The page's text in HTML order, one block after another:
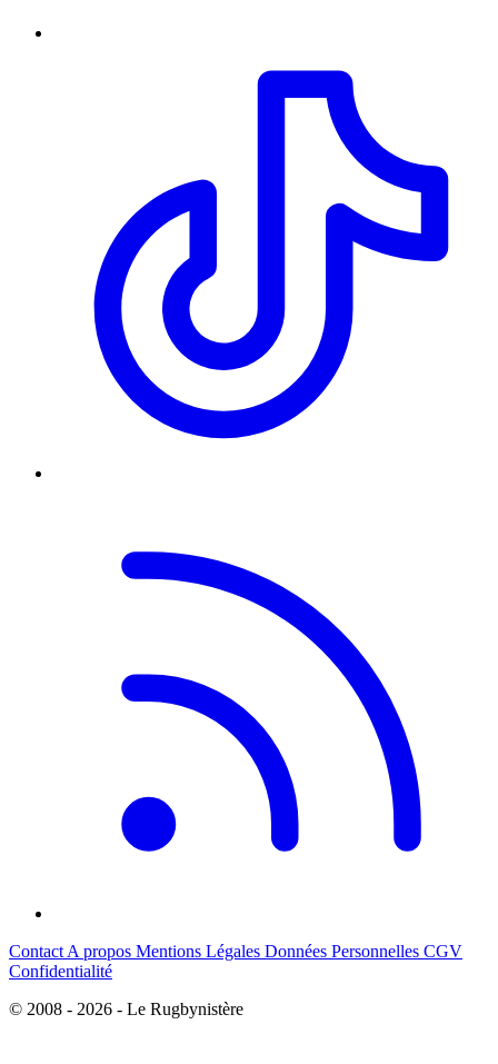
Contact A propos Mentions Légales Données Personnelles CGV
Confidentialité
© 2008 - 2026 - Le Rugbynistère